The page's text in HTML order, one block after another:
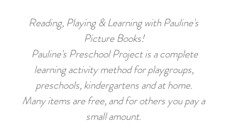
Reading, Playing & Learning with Pauline's
Picture Books!
Pauline's Preschool Project is a complete
learning activity method for playgroups,
preschools, kindergartens and at home.
Many items are free, and for others you pay a
small amount.